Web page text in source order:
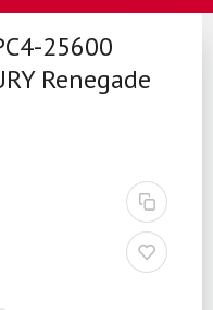
25600
Renegade